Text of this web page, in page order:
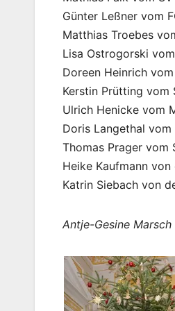
Günter Leßner vom
Matthias Troebes
Lisa Ostrogorski
Doreen Heinrich
Kerstin Prütting vom
Ulrich Henicke vom
Doris Langethal
Thomas Prager vom
Heike Kaufmann
Katrin Siebach von
Antje-Gesine Marsch